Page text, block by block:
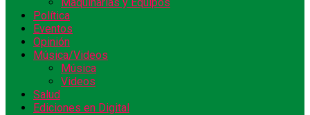
Política
Eventos
Opinión
Música/Videos
Música
Videos
Salud
Ediciones en Digital